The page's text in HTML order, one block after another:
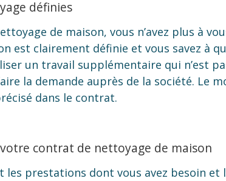
définies
de maison, vous n’avez plus à
est clairement définie et vous savez à
un travail supplémentaire qui n’est
la demande auprès de la société. Le
dans le contrat.
contrat de nettoyage de maison
les prestations dont vous avez besoin et